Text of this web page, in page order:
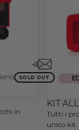
SOLD OUT
in
KIT
Tutti i
unico kit